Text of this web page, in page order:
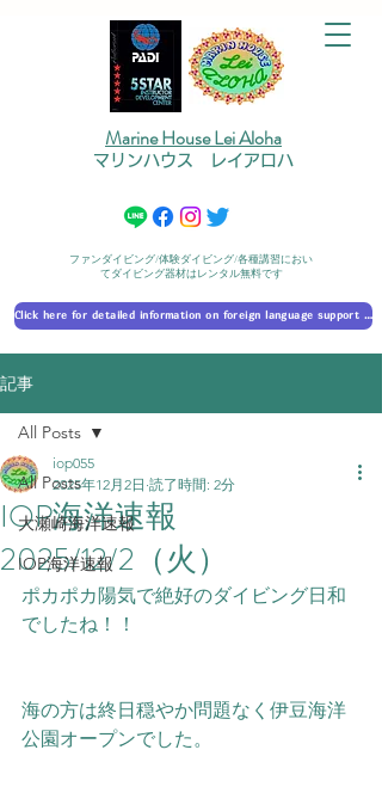
Marine House Lei Aloha
マリンハウス レイアロハ
ファンダイビング/体験ダイビング/各種講習におい
てダイビング器材はレンタル無料です
Click here for detailed information on foreign language support 外国語対応の詳細に​ついて
記事
All Posts
大瀬崎海洋速報
IOP海洋速報
All Posts
IOP海洋速報
2025/12/2（火）
iop055
2025年12月2日 読了時間: 2分
ポカポカ陽気で絶好のダイビング日和
でしたね！！
海の方は終日穏やか問題なく伊豆海洋
公園オープンでした。